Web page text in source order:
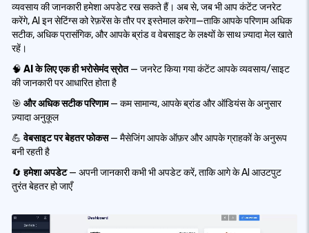
व्यवसाय की जानकारी हमेशा अपडेट रख सकते हैं। अब से, जब भी आप कंटेंट जनरेट
करेंगे, AI इन सेटिंग्स को रेफ़रेंस के तौर पर इस्तेमाल करेगा—ताकि आपके परिणाम अधिक
सटीक, अधिक प्रासंगिक, और आपके ब्रांड व वेबसाइट के लक्ष्यों के साथ ज़्यादा मेल खाते
रहें।
🧠 AI के लिए एक ही भरोसेमंद स्रोत— जनरेट किया गया कंटेंट आपके व्यवसाय/साइट
की जानकारी पर आधारित होता है
🎯 और अधिक सटीक परिणाम— कम सामान्य, आपके ब्रांड और ऑडियंस के अनुसार
ज़्यादा अनुकूल
💪वेबसाइट पर बेहतर फोकस— मैसेजिंग आपके ऑफ़र और आपके ग्राहकों के अनुरूप
बनी रहती है
🔄हमेशा अपडेट— अपनी जानकारी कभी भी अपडेट करें, ताकि आगे के AI आउटपुट
तुरंत बेहतर हो जाएँ